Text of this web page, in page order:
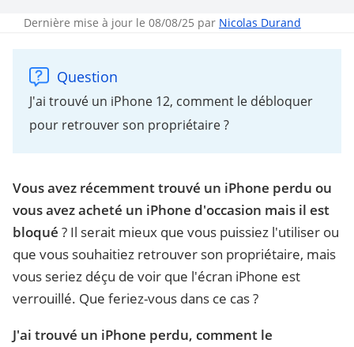
Dernière mise à jour le 08/08/25 par Nicolas Durand
Question
J'ai trouvé un iPhone 12, comment le débloquer
pour retrouver son propriétaire ?
Vous avez récemment trouvé un iPhone perdu ou
vous avez acheté un iPhone d'occasion mais il est
bloqué ? Il serait mieux que vous puissiez l'utiliser ou
que vous souhaitiez retrouver son propriétaire, mais
vous seriez déçu de voir que l'écran iPhone est
verrouillé. Que feriez-vous dans ce cas ?
J'ai trouvé un iPhone perdu, comment le